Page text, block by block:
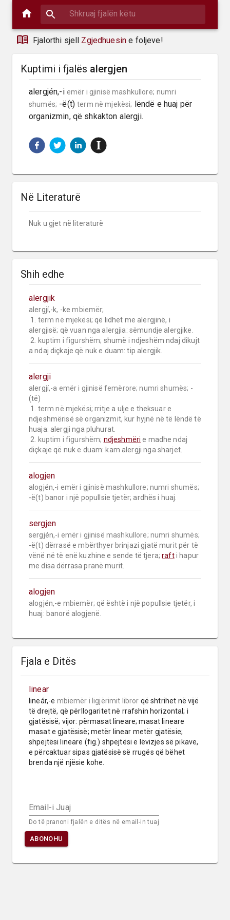
Fjalorthi sjell Zgjedhuesin e foljeve!
Kuptimi i fjalës alergjen
alergjén,-i emër i gjinisë mashkullore; numri
shumës; -ë(t) term në mjekësi; lëndë e huaj për
organizmin, që shkakton alergji.
Në Literaturë
Nuk u gjet në literaturë
Shih edhe
alergjik
alergjí,-k, -ke mbiemër;
1. term në mjekësi; që lidhet me alergjinë, i
alergjisë; që vuan nga alergjia: sëmundje alergjike.
2.
kuptim i figurshëm; shumë i ndjeshëm ndaj dikujt
a ndaj diçkaje që nuk e duam: tip alergjik.
alergji
alergjí,-a emër i gjinisë femërore; numri shumës; -
(të)
1. term në mjekësi; rritje a ulje e theksuar e
ndjeshmërisë së organizmit, kur hyjnë në të lëndë të
huaja: alergji nga pluhurat.
2.
kuptim i figurshëm; ndjeshmëri e madhe ndaj
diçkaje që nuk e duam: kam alergji nga sharjet.
alogjen
alogjén,-i emër i gjinisë mashkullore; numri shumës;
-ë(t) banor i një popullsie tjetër; ardhës i huaj.
sergjen
sergjén,-i emër i gjinisë mashkullore; numri shumës;
-ë(t) dërrasë e mbërthyer brinjazi gjatë murit për të
vënë në të enë kuzhine e sende të tjera; raft i hapur
me disa dërrasa pranë murit.
alogjen
alogjén,-e mbiemër; që është i një popullsie tjetër, i
huaj: banorë alogjenë.
Fjala e Ditës
linear
lineár,-e mbiemër i ligjërimit libror që shtrihet në vijë
të drejtë, që përllogaritet në rrafshin horizontal; i
gjatësisë; vijor: përmasat lineare; masat lineare
masat e gjatësisë; metër linear metër gjatësie;
shpejtësi lineare (fig.) shpejtësi e lëvizjes së pikave,
e përcaktuar sipas gjatësisë së rrugës që bëhet
brenda një njësie kohe.
Email-i Juaj
Do të pranoni fjalën e ditës në email-in tuaj
ABONOHU